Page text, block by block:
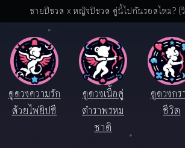
ชายปีชวด x หญิงปีชวด คู่นี้ไปกันรอดไหม? (วิ
ดูดวงความรัก
ด้วยไพ่ยิปซี
ดูดวงเนื้อคู่
ตำราพรหม
ชาติ
ดูดวงกร
ชีวิต